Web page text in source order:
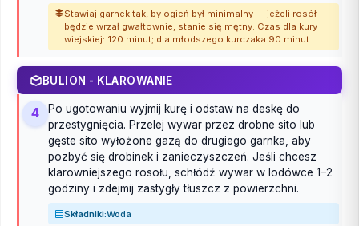
Stawiaj garnek tak, by ogień był minimalny — jeżeli rosół
będzie wrzał gwałtownie, stanie się mętny. Czas dla kury
wiejskiej: 120 minut; dla młodszego kurczaka 90 minut.
BULION - KLAROWANIE
4
Po ugotowaniu wyjmij kurę i odstaw na deskę do
przestygnięcia. Przelej wywar przez drobne sito lub
gęste sito wyłożone gazą do drugiego garnka, aby
pozbyć się drobinek i zanieczyszczeń. Jeśli chcesz
klarowniejszego rosołu, schłódź wywar w lodówce 1–2
godziny i zdejmij zastygły tłuszcz z powierzchni.
Składniki:Woda